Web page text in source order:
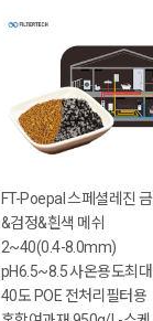
FT-Poepal 스페셜레진 금
&검정&흰색 메쉬
2~40(0.4-8.0mm)
pH6.5~8.5 사온용도최대
40도 POE 전처리필터용